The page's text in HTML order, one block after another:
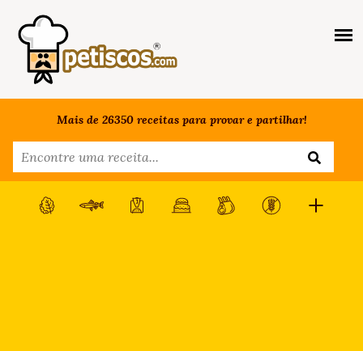
Mais de 26350 receitas para provar e partilhar!